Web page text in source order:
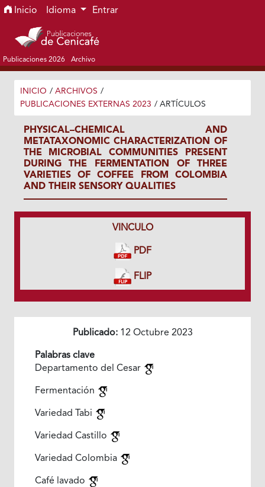
Ir al menú de navegación principal
Ir al contenido principal
Ir al pie de página del sitio
Inicio Idioma Entrar
Publicaciones 2026 Archivo
INICIO / ARCHIVOS /
PUBLICACIONES EXTERNAS 2023 / ARTÍCULOS
PHYSICAL–CHEMICAL AND
METATAXONOMIC CHARACTERIZATION OF
THE MICROBIAL COMMUNITIES PRESENT
DURING THE FERMENTATION OF THREE
VARIETIES OF COFFEE FROM COLOMBIA
AND THEIR SENSORY QUALITIES
VINCULO
PDF
FLIP
Publicado:12 Octubre 2023
Palabras clave
Departamento del Cesar
Fermentación
Variedad Tabi
Variedad Castillo
Variedad Colombia
Café lavado